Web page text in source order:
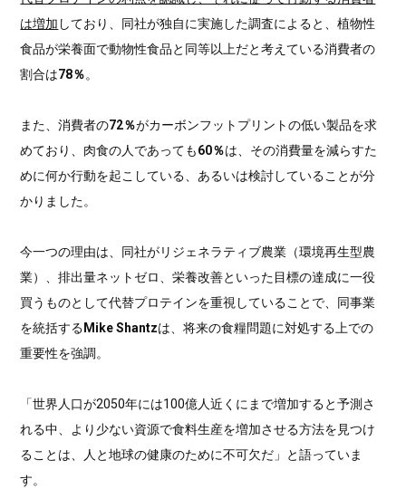
は増加 しており、同社が独自に実施した調査によると、植物性
食品が栄養面で動物性食品と同等以上だと考えている消費者の
割合は78％。
また、消費者の72％がカーボンフットプリントの低い製品を求
めており、肉食の人であっても60％は、その消費量を減らすた
めに何か行動を起こしている、あるいは検討していることが分
かりました。
今一つの理由は、同社がリジェネラティブ農業（環境再生型農
業）、排出量ネットゼロ、栄養改善といった目標の達成に一役
買うものとして代替プロテインを重視していることで、同事業
を統括する Mike Shantzは、将来の食糧問題に対処する上での
重要性を強調。
「世界人口が2050年には100億人近くにまで増加すると予測さ
れる中、より少ない資源で食料生産を増加させる方法を見つけ
ることは、人と地球の健康のために不可欠だ」と語っていま
す。